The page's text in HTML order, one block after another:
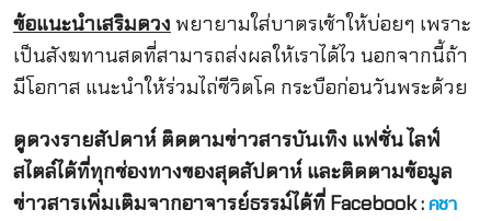
ข้อแนะนำเสริมดวง พยายามใส่บาตรเช้าให้บ่อยๆ เพราะ
เป็นสังฆทานสดที่สามารถส่งผลให้เราได้ไว นอกจากนี้ถ้า
มีโอกาส แนะนำให้ร่วมไถ่ชีวิตโค กระบือก่อนวันพระด้วย
ดูดวงรายสัปดาห์ ติดตามข่าวสารบันเทิง แฟชั่น ไลฟ์
สไตล์ได้ที่ทุกช่องทางของสุดสัปดาห์ และติดตามข้อมูล
ข่าวสารเพิ่มเติมจากอาจารย์ธรรม์ได้ที่ Facebook :คชา